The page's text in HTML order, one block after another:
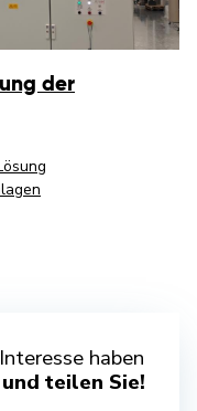
der
haben
teilen Sie!